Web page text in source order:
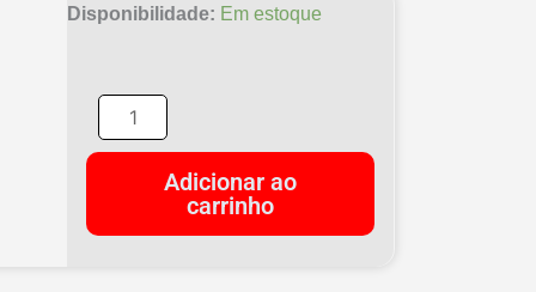
240,00.
168,00.
Disponibilidade: Em estoque
Taco
30x10
quantidade
Adicionar ao
carrinho